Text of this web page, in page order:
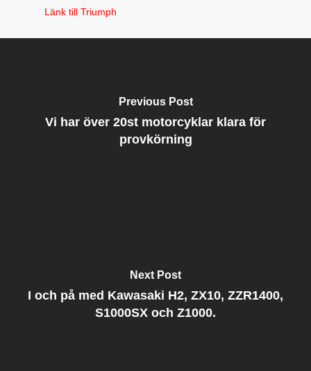
Länk till Triumph
Previous Post
Vi har över 20st motorcyklar klara för
provkörning
Next Post
I och på med Kawasaki H2, ZX10, ZZR1400,
S1000SX och Z1000.